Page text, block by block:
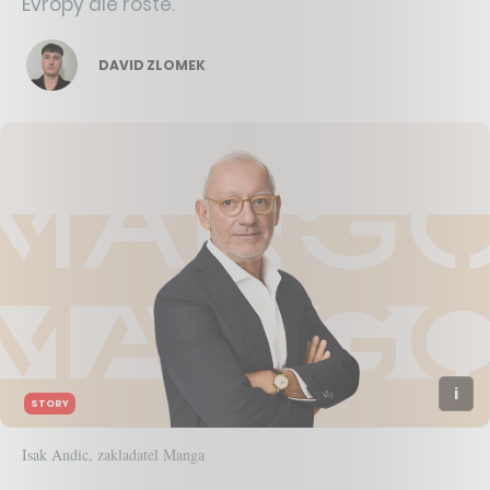
DAVID ZLOMEK
STORY
Isak Andic, zakladatel Manga